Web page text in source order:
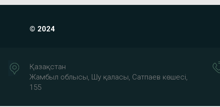
© 2024
Қазақстан
Жамбыл облысы, Шу қаласы, Сатпаев көшесі,
155